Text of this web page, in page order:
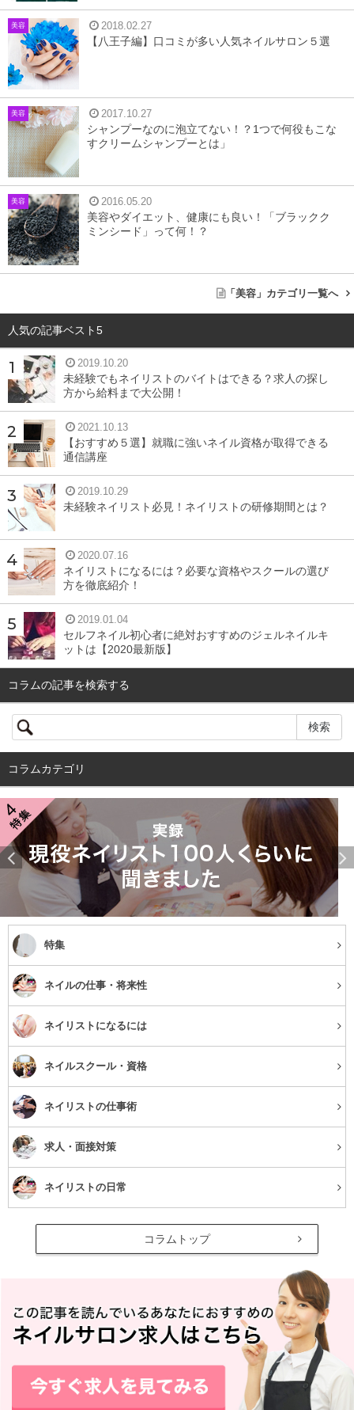
美容 2018.02.27
【八王子編】口コミが多い人気ネイルサロン５選
美容 2017.10.27
シャンプーなのに泡立てない！？1つで何役もこな
すクリームシャンプーとは」
美容 2016.05.20
美容やダイエット、健康にも良い！「ブラックク
ミンシード」って何！？
「美容」カテゴリ一覧へ
人気の記事ベスト5
2019.10.20
未経験でもネイリストのバイトはできる？求人の探し
方から給料まで大公開！
2021.10.13
【おすすめ５選】就職に強いネイル資格が取得できる
通信講座
2019.10.29
未経験ネイリスト必見！ネイリストの研修期間とは？
2020.07.16
ネイリストになるには？必要な資格やスクールの選び
方を徹底紹介！
2019.01.04
セルフネイル初心者に絶対おすすめのジェルネイルキ
ットは【2020最新版】
コラムの記事を検索する
コラムカテゴリ
特集
ネイルの仕事・将来性
ネイリストになるには
ネイルスクール・資格
ネイリストの仕事術
求人・面接対策
ネイリストの日常
コラムトップ